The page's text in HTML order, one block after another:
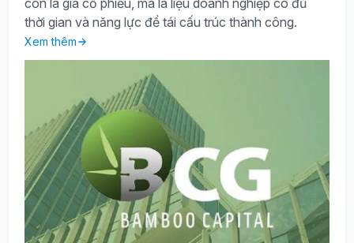
còn là giá cổ phiếu, mà là liệu doanh nghiệp có đủ
thời gian và năng lực để tái cấu trúc thành công.
Xem thêm